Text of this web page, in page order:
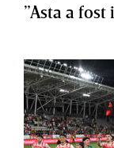
”Asta a fost